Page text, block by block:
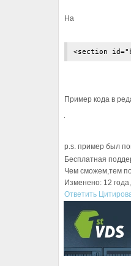
На
<section
Пример кода в
p.s. пример был
Бесплатная
Чем сможем,тем
Изменено: 12
Ответить